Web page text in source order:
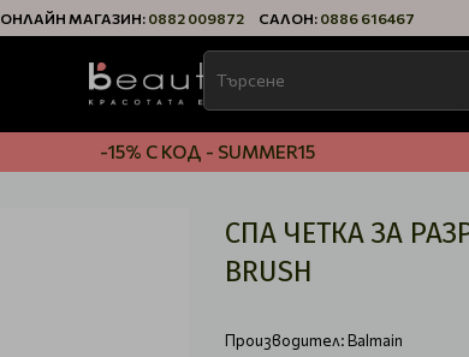
ОНЛАЙН МАГАЗИН: 0882 009872 САЛОН: 0886 616467
-15% С КОД - SUMMER15
СПА ЧЕТКА ЗА
BRUSH
Производител:Balmain